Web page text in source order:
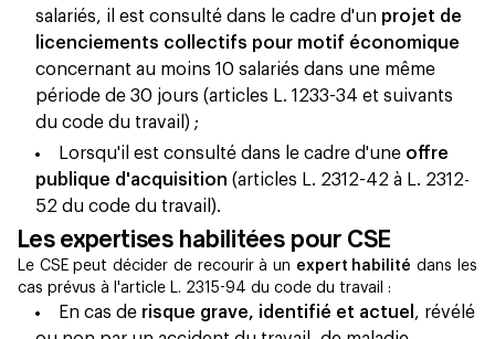
salariés, il est consulté dans le cadre d'un projet de
licenciements collectifs pour motif économique
concernant au moins 10 salariés dans une même
période de 30 jours (articles L. 1233-34 et suivants
du code du travail) ;
Lorsqu'il est consulté dans le cadre d'une offre
publique d'acquisition (articles L. 2312-42 à L. 2312-
52 du code du travail).
Les expertises habilitées pour CSE
Le CSE peut décider de recourir à un expert habilité dans les
cas prévus à l'article L. 2315-94 du code du travail :
En cas de risque grave, identifié et actuel , révélé